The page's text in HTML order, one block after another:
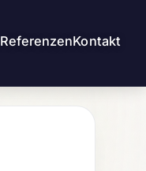
ReferenzenKontakt